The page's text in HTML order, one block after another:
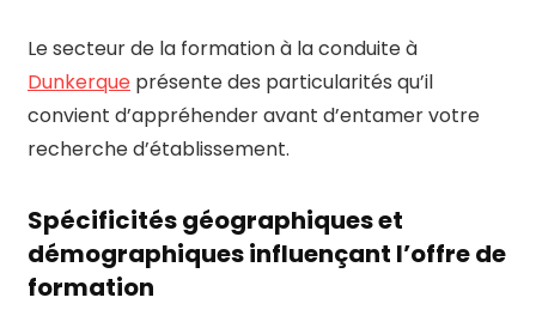
Le secteur de la formation à la conduite à
Dunkerque présente des particularités qu’il
convient d’appréhender avant d’entamer votre
recherche d’établissement.
Spécificités géographiques et
démographiques influençant l’offre de
formation